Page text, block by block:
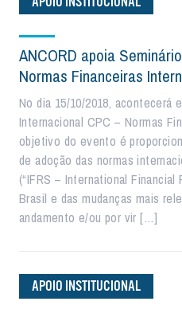
ANCORD apoia
Normas Financeiras
No dia 15/10/2018, acontecerá
Internacional CPC – Normas
objetivo do evento é
de adoção das normas
(“IFRS – International Financial
Brasil e das mudanças mais
andamento e/ou por vir […]
APOIO INSTITUCIONAL